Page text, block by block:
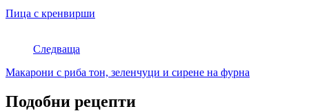
Пица с кренвирши
Следваща
Макарони с риба тон, зеленчуци и сирене на фурна
Подобни рецепти